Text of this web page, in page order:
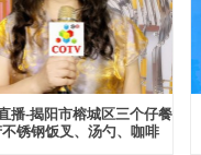
播-揭阳市榕城区三个仔餐
锈钢饭叉、汤勺、咖啡